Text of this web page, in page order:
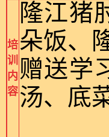
培
训
内
容
隆江猪
朵饭、
赠送学
汤、底